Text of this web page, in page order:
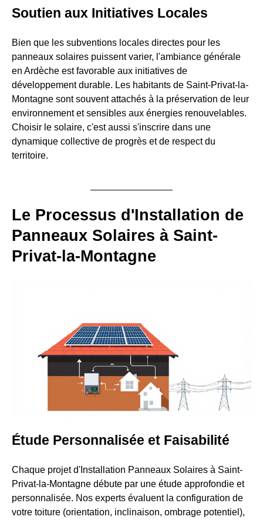
Soutien aux Initiatives Locales
Bien que les subventions locales directes pour les
panneaux solaires puissent varier, l'ambiance générale
en Ardèche est favorable aux initiatives de
développement durable. Les habitants de Saint-Privat-la-
Montagne sont souvent attachés à la préservation de leur
environnement et sensibles aux énergies renouvelables.
Choisir le solaire, c'est aussi s'inscrire dans une
dynamique collective de progrès et de respect du
territoire.
Le Processus d'Installation de
Panneaux Solaires à Saint-
Privat-la-Montagne
Étude Personnalisée et Faisabilité
Chaque projet d'Installation Panneaux Solaires à Saint-
Privat-la-Montagne débute par une étude approfondie et
personnalisée. Nos experts évaluent la configuration de
votre toiture (orientation, inclinaison, ombrage potentiel),